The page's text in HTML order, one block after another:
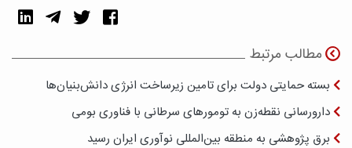
مطالب مرتبط
بسته حمایتی دولت برای تامین زیرساخت انرژی دانش‌بنیان‌ها
دارورسانی نقطه‌زن به تومورهای سرطانی با فناوری بومی
برق پژوهشی به منطقه بین‌المللی نوآوری ایران رسید